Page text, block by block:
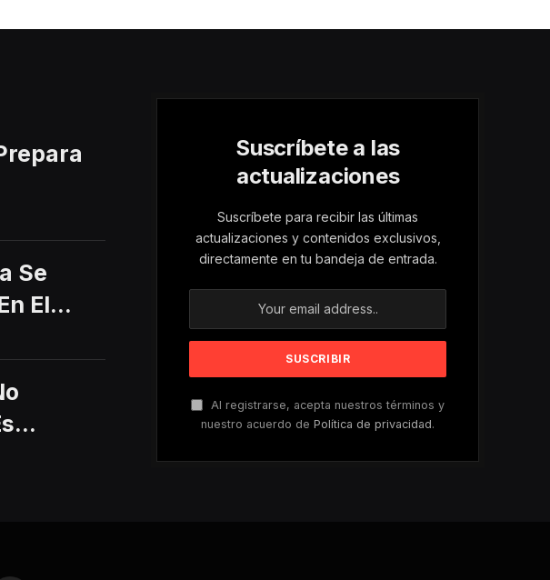
Se
El
Paz:
Suscríbete a las
actualizaciones
Suscríbete para recibir las últimas
actualizaciones y contenidos exclusivos,
directamente en tu bandeja de entrada.
Al registrarse, acepta nuestros términos y
nuestro acuerdo dePolítica de privacidad.